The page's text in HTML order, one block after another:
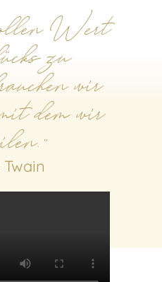
Wert
zu
wir
dem wir